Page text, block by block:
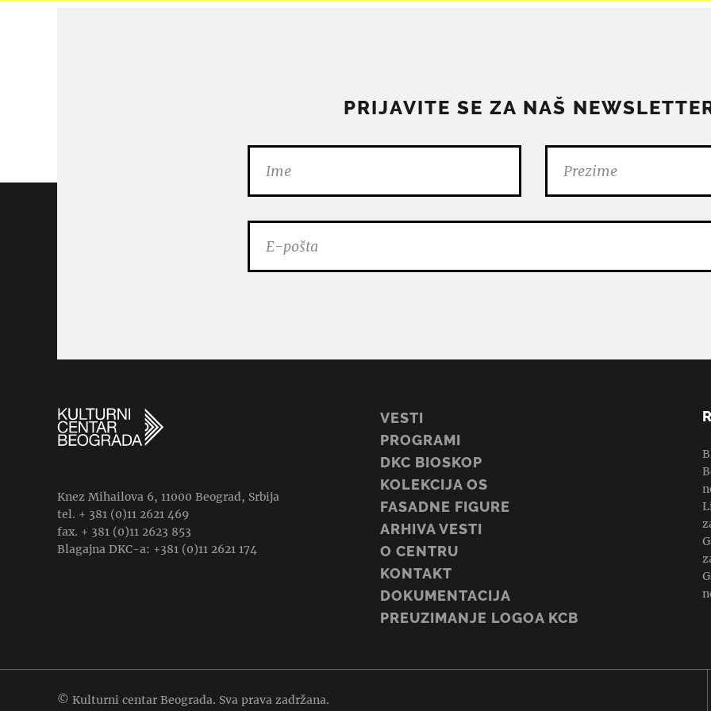
PRIJAVITE SE ZA NAŠ
Knez Mihailova 6, 11000 Beograd, Srbija
tel. + 381 (0)11 2621 469
fax. + 381 (0)11 2623 853
Blagajna DKC-a: +381 (0)11 2621 174
VESTI
PROGRAMI
DKC BIOSKOP
KOLEKCIJA OS
FASADNE FIGURE
ARHIVA VESTI
O CENTRU
KONTAKT
DOKUMENTACIJA
PREUZIMANJE LOGOA KCB
© Kulturni centar Beograda. Sva prava zadržana.